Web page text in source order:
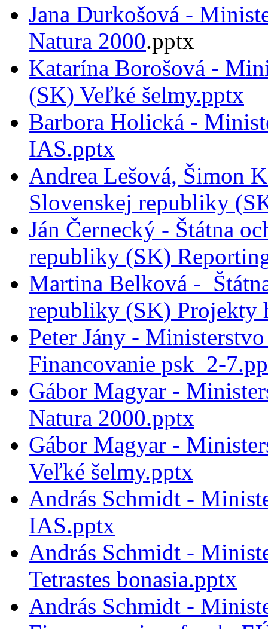
Jana Durkošová -
Natura 2000.pptx
Katarína Borošová -
(SK) Veľké šelmy.pptx
Barbora Holická -
IAS.pptx
Andrea Lešová, Šimon
Slovenskej republiky
Ján Černecký - Štátna
republiky (SK)
Martina Belková -
republiky (SK) Projekty
Peter Jány -
Financovanie psk_2-
Gábor Magyar -
Natura 2000.pptx
Gábor Magyar -
Veľké šelmy.pptx
András Schmidt -
IAS.pptx
András Schmidt -
Tetrastes bonasia.pptx
András Schmidt -